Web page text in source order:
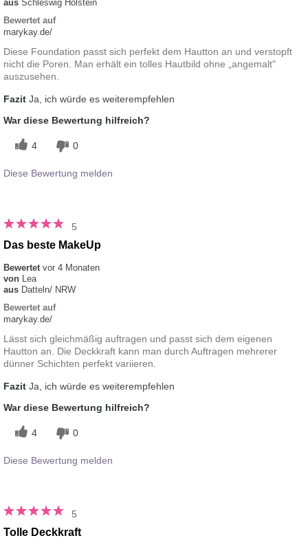
aus Schleswig Holstein
Bewertet auf
marykay.de/
Diese Foundation passt sich perfekt dem Hautton an und verstopft
nicht die Poren. Man erhält ein tolles Hautbild ohne „angemalt"
auszusehen.
Fazit Ja, ich würde es weiterempfehlen
War diese Bewertung hilfreich?
4 0
Diese Bewertung melden
5
Das beste MakeUp
Bewertet vor 4 Monaten
von Lea
aus Datteln/ NRW
Bewertet auf
marykay.de/
Lässt sich gleichmäßig auftragen und passt sich dem eigenen
Hautton an. Die Deckkraft kann man durch Auftragen mehrerer
dünner Schichten perfekt variieren.
Fazit Ja, ich würde es weiterempfehlen
War diese Bewertung hilfreich?
4 0
Diese Bewertung melden
5
Tolle Deckkraft